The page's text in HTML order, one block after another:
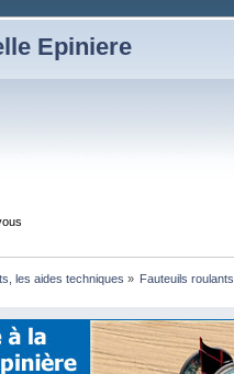
Epiniere
les aides techniques » Fauteuils roulants